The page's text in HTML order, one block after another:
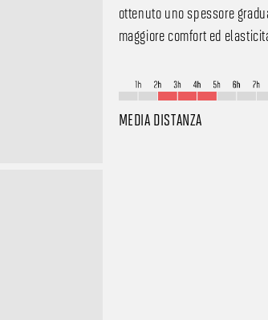
ottenuto uno spessore
maggiore comfort ed
MEDIA DISTANZA